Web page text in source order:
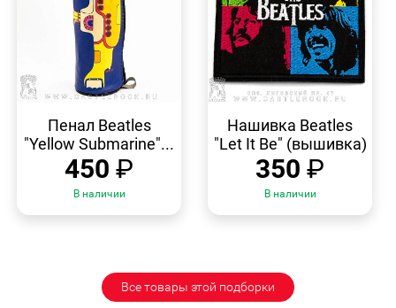
ПРОСМОТР
Пенал Beatles
"Yellow Submarine"...
450 ₽
В наличии
ПРОСМОТР
Нашивка Beatles
"Let It Be" (вышивка)
350 ₽
В наличии
Все товары этой подборки